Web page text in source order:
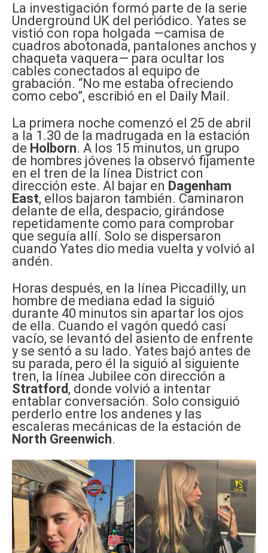
La investigación formó parte de la serie
Underground UK del periódico. Yates se
vistió con ropa holgada —camisa de
cuadros abotonada, pantalones anchos y
chaqueta vaquera— para ocultar los
cables conectados al equipo de
grabación. “No me estaba ofreciendo
como cebo”, escribió en el Daily Mail.
La primera noche comenzó el 25 de abril
a la 1.30 de la madrugada en la estación
de Holborn. A los 15 minutos, un grupo
de hombres jóvenes la observó fijamente
en el tren de la línea District con
dirección este. Al bajar en Dagenham
East, ellos bajaron también. Caminaron
delante de ella, despacio, girándose
repetidamente como para comprobar
que seguía allí. Solo se dispersaron
cuando Yates dio media vuelta y volvió al
andén.
Horas después, en la línea Piccadilly, un
hombre de mediana edad la siguió
durante 40 minutos sin apartar los ojos
de ella. Cuando el vagón quedó casi
vacío, se levantó del asiento de enfrente
y se sentó a su lado. Yates bajó antes de
su parada, pero él la siguió al siguiente
tren, la línea Jubilee con dirección a
Stratford, donde volvió a intentar
entablar conversación. Solo consiguió
perderlo entre los andenes y las
escaleras mecánicas de la estación de
North Greenwich.